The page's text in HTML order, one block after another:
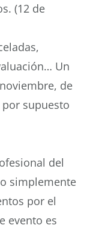
(12 de
Un
de
por supuesto
del
simplemente
por el
evento es